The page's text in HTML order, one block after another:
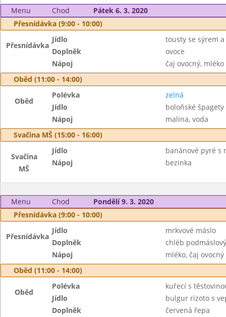
Menu
Chod
Pátek 6. 3. 2020
Přesnídávka (9:00 - 10:00)
Přesnídávka
Jídlo
tousty se sýrem
Doplněk
ovoce
Nápoj
čaj ovocný, mléko
Oběd (11:00 - 14:00)
Oběd
Polévka
zelná
Jídlo
boloňské
Nápoj
malina, voda
Svačina MŠ (15:00 - 16:00)
Svačina
MŠ
Jídlo
banánové pyré s
Nápoj
bezinka
Menu Chod
Pondělí 9. 3. 2020
Přesnídávka (9:00 - 10:00)
Přesnídávka
Jídlo
mrkvové máslo
Doplněk
chléb
Nápoj
mléko, čaj ovocný
Oběd (11:00 - 14:00)
Oběd
Polévka
kuřecí s
Jídlo
bulgur rizoto s
Doplněk
červená řepa